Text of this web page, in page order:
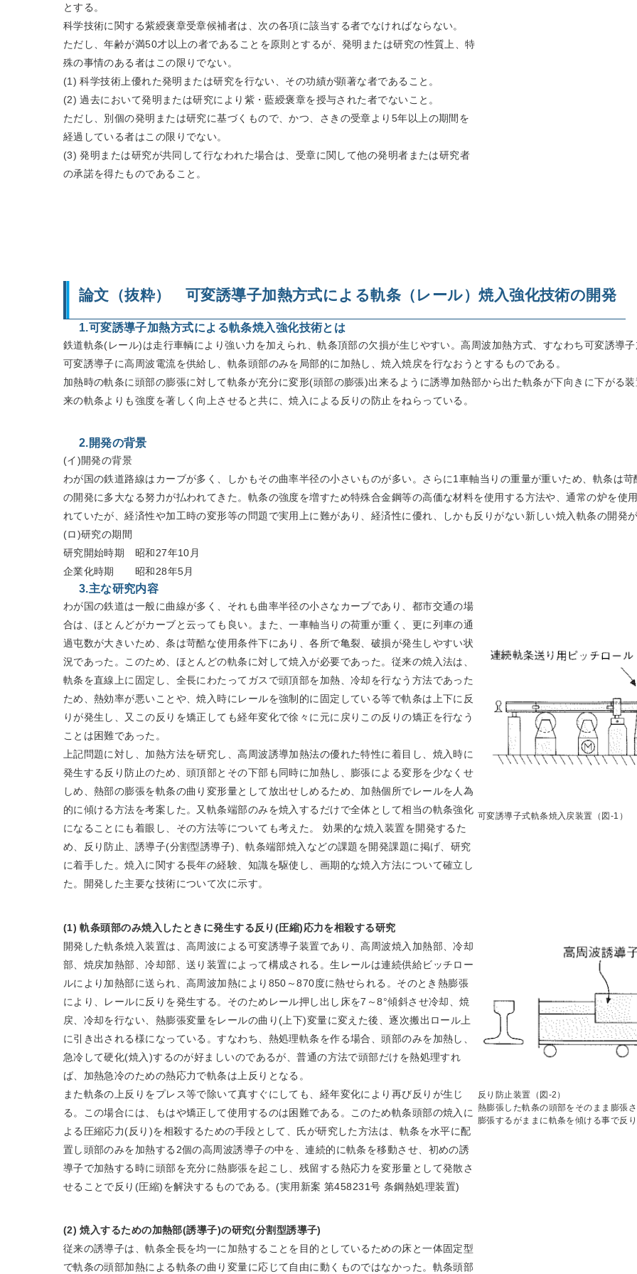
とする。
科学技術に関する紫綬褒章受章候補者は、次の各項に該当する者でなければならない。
ただし、年齢が満50才以上の者であることを原則とするが、発明または研究の性質上、特
殊の事情のある者はこの限りでない。
(1) 科学技術上優れた発明または研究を行ない、その功績が顕著な者であること。
(2) 過去において発明または研究により紫・藍綬褒章を授与された者でないこと。
ただし、別個の発明または研究に基づくもので、かつ、さきの受章より5年以上の期間を
経過している者はこの限りでない。
(3) 発明または研究が共同して行なわれた場合は、受章に関して他の発明者または研究者
の承諾を得たものであること。
論文（抜粋） 可変誘導子加熱方式による軌条（レール）焼入強化技術の開発
1.可変誘導子加熱方式による軌条焼入強化技術とは
鉄道軌条(レール)は走行車輌により強い力を加えられ、軌条頂部の欠損が生じやすい。高周波加熱方式、すなわち可変誘導
可変誘導子に高周波電流を供給し、軌条頭部のみを局部的に加熱し、焼入焼戻を行なおうとするものである。
加熱時の軌条に頭部の膨張に対して軌条が充分に変形(頭部の膨張)出来るように誘導加熱部から出た軌条が下向きに下がる
来の軌条よりも強度を著しく向上させると共に、焼入による反りの防止をねらっている。
2.開発の背景
(イ)開発の背景
わが国の鉄道路線はカーブが多く、しかもその曲率半径の小さいものが多い。さらに1車軸当りの重量が重いため、軌条は
の開発に多大なる努力が払われてきた。軌条の強度を増すため特殊合金鋼等の高価な材料を使用する方法や、通常の炉を使
れていたが、経済性や加工時の変形等の問題で実用上に難があり、経済性に優れ、しかも反りがない新しい焼入軌条の開発
(ロ)研究の期間
研究開始時期 昭和27年10月
企業化時期 昭和28年5月
3.主な研究内容
わが国の鉄道は一般に曲線が多く、それも曲率半径の小さなカーブであり、都市交通の場
合は、ほとんどがカーブと云っても良い。また、一車軸当りの荷重が重く、更に列車の通
過屯数が大きいため、条は苛酷な使用条件下にあり、各所で亀裂、破損が発生しやすい状
況であった。このため、ほとんどの軌条に対して焼入が必要であった。従来の焼入法は、
軌条を直線上に固定し、全長にわたってガスで頭頂部を加熱、冷却を行なう方法であった
ため、熱効率が悪いことや、焼入時にレールを強制的に固定している等で軌条は上下に反
りが発生し、又この反りを矯正しても経年変化で徐々に元に戻りこの反りの矯正を行なう
ことは困難であった。
上記問題に対し、加熱方法を研究し、高周波誘導加熱法の優れた特性に着目し、焼入時に
発生する反り防止のため、頭頂部とその下部も同時に加熱し、膨張による変形を少なくせ
しめ、熱部の膨張を軌条の曲り変形量として放出せしめるため、加熱個所でレールを人為
的に傾ける方法を考案した。又軌条端部のみを焼入するだけで全体として相当の軌条強化
になることにも着眼し、その方法等についても考えた。 効果的な焼入装置を開発するた
め、反り防止、誘導子(分割型誘導子)、軌条端部焼入などの課題を開発課題に掲げ、研究
に着手した。焼入に関する長年の経験、知識を駆使し、画期的な焼入方法について確立し
た。開発した主要な技術について次に示す。
可変誘導子式軌条焼入戻装置（図-1）
(1) 軌条頭部のみ焼入したときに発生する反り(圧縮)応力を相殺する研究
開発した軌条焼入装置は、高周波による可変誘導子装置であり、高周波焼入加熱部、冷却
部、焼戻加熱部、冷却部、送り装置によって構成される。生レールは連続供給ビッチロー
ルにより加熱部に送られ、高周波加熱により850～870度に熱せられる。そのとき熱膨張
により、レールに反りを発生する。そのためレール押し出し床を7～8°傾斜させ冷却、焼
戻、冷却を行ない、熱膨張変量をレールの曲り(上下)変量に変えた後、逐次搬出ロール上
に引き出される様になっている。すなわち、熱処理軌条を作る場合、頭部のみを加熱し、
急冷して硬化(焼入)するのが好ましいのであるが、普通の方法で頭部だけを熱処理すれ
ば、加熱急冷のための熱応力で軌条は上反りとなる。
また軌条の上反りをプレス等で除いて真すぐにしても、経年変化により再び反りが生じ
る。この場合には、もはや矯正して使用するのは困難である。このため軌条頭部の焼入に
よる圧縮応力(反り)を相殺するための手段として、氏が研究した方法は、軌条を水平に配
置し頭部のみを加熱する2個の高周波誘導子の中を、連続的に軌条を移動させ、初めの誘
導子で加熱する時に頭部を充分に熱膨張を起こし、残留する熱応力を変形量として発散さ
せることで反り(圧縮)を解決するものである。(実用新案 第458231号 条鋼熱処理装置)
反り防止装置（図-2）
熱膨張した軌条の頭部をそのまま膨張
膨張するがままに軌条を傾ける事で反
(2) 焼入するための加熱部(誘導子)の研究(分割型誘導子)
従来の誘導子は、軌条全長を均一に加熱することを目的としているための床と一体固定型
で軌条の頭部加熱による軌条の曲り変量に応じて自由に動くものではなかった。軌条頭部